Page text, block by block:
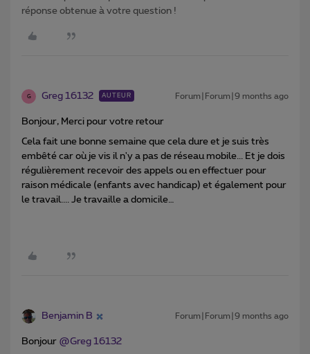
réponse obtenue à votre question !
G Greg 16132 AUTEUR Forum|Forum|9 months ago
Bonjour, Merci pour votre retour
Cela fait une bonne semaine que cela dure et je suis très
embêté car où je vis il n'y a pas de réseau mobile... Et je dois
régulièrement recevoir des appels ou en effectuer pour
raison médicale (enfants avec handicap) et également pour
le travail.... Je travaille a domicile…
Benjamin B Forum|Forum|9 months ago
Bonjour ​ @Greg 16132